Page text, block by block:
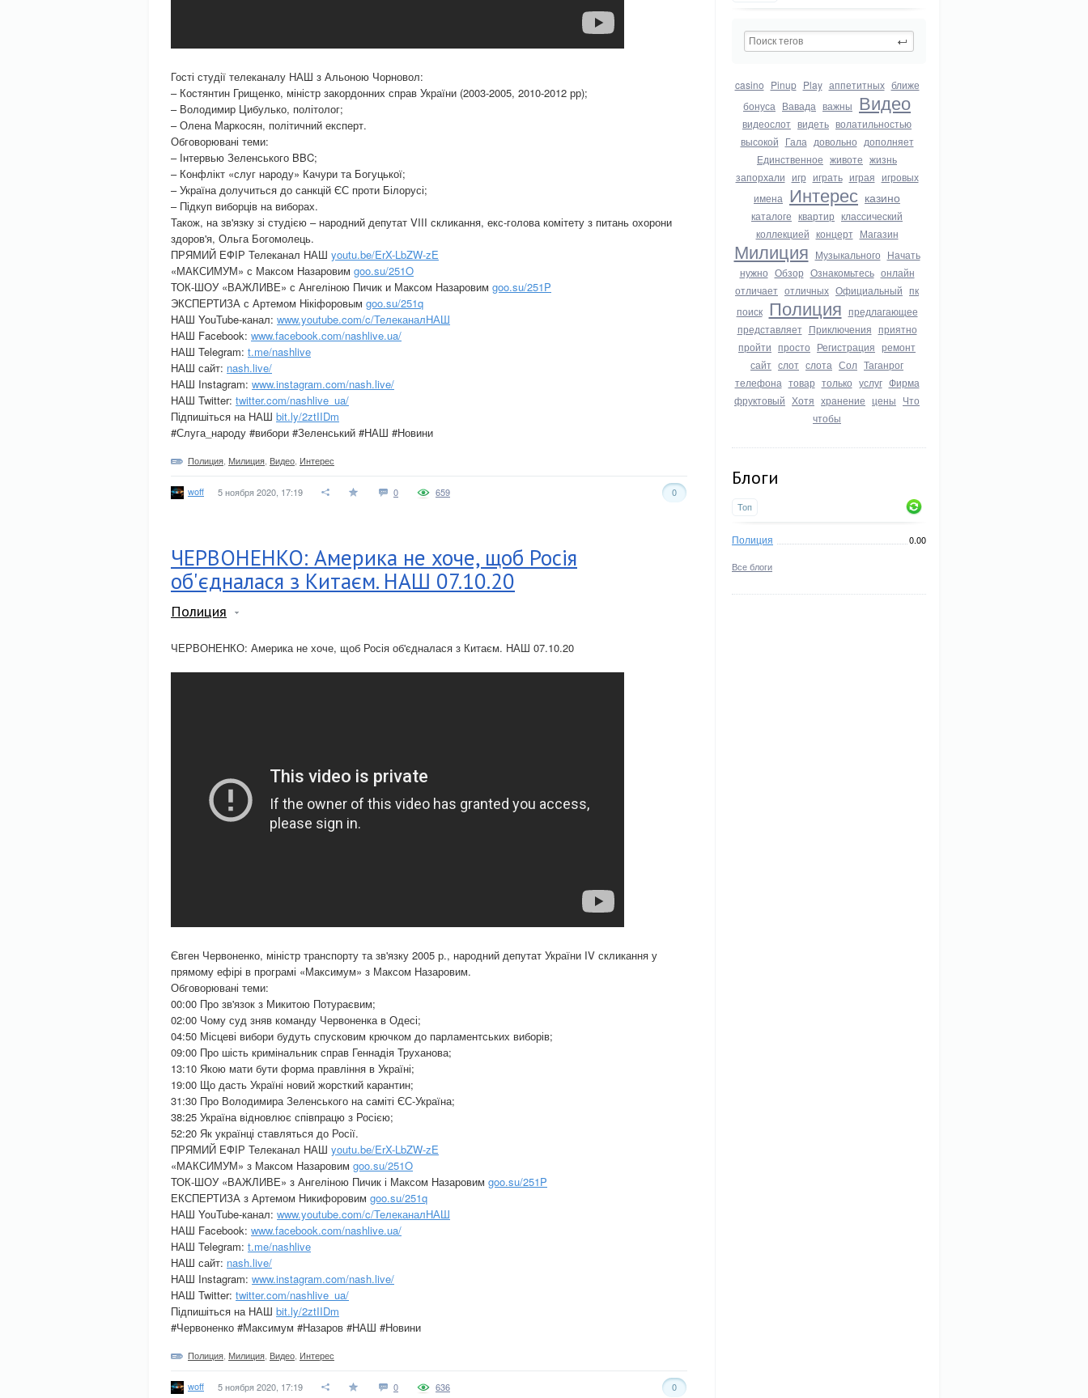
casino Pinup Play аппетитных ближе
бонуса Вавада важны Видео
видеослот видеть волатильностью
высокой Гала довольно дополняет
Единственное животе жизнь
запорхали игр играть играя игровых
имена Интерес казино
каталоге квартир классический
коллекцией концерт Магазин
Милиция Музыкального Начать
нужно Обзор Ознакомьтесь онлайн
отличает отличных Официальный пк
поиск Полиция предлагающее
представляет Приключения приятно
пройти просто Регистрация ремонт
сайт слот слота Сол Таганрог
телефона товар только услуг Фирма
фруктовый Хотя хранение цены Что
чтобы
Блоги
Топ
Полиция 0.00
Все блоги
Гості студії телеканалу НАШ з Альоною Чорновол:
– Костянтин Грищенко, міністр закордонних справ України (2003-2005, 2010-2012 рр);
– Володимир Цибулько, політолог;
– Олена Маркосян, політичний експерт.
Обговорювані теми:
– Інтервью Зеленського BBC;
– Конфлікт «слуг народу» Качури та Богуцької;
– Україна долучиться до санкцій ЄС проти Білорусі;
– Підкуп виборців на виборах.
Також, на зв'язку зі студією – народний депутат VIII скликання, екс-голова комітету з питань охорони
здоров'я, Ольга Богомолець.
ПРЯМИЙ ЕФІР Телеканал НАШ youtu.be/ErX-LbZW-zE
«МАКСИМУМ» с Максом Назаровим goo.su/251O
ТОК-ШОУ «ВАЖЛИВЕ» с Ангеліною Пичик и Максом Назаровим goo.su/251P
ЭКСПЕРТИЗА с Артемом Нікіфоровым goo.su/251q
НАШ YouTube-канал: www.youtube.com/c/ТелеканалНАШ
НАШ Facebook: www.facebook.com/nashlive.ua/
НАШ Telegram: t.me/nashlive
НАШ сайт: nash.live/
НАШ Instagram: www.instagram.com/nash.live/
НАШ Twitter: twitter.com/nashlive_ua/
Підпишіться на НАШ bit.ly/2ztIIDm
#Слуга_народу #вибори #Зеленський #НАШ #Новини
Полиция Милиция Видео Интерес
woff 5 ноября 2020, 17:19 0 0
659
ЧЕРВОНЕНКО: Америка не хоче, щоб Росія
об'єдналася з Китаєм. НАШ 07.10.20
Полиция
ЧЕРВОНЕНКО: Америка не хоче, щоб Росія об'єдналася з Китаєм. НАШ 07.10.20
Євген Червоненко, міністр транспорту та зв'язку 2005 р., народний депутат України IV скликання у
прямому ефірі в програмі «Максимум» з Максом Назаровим.
Обговорювані теми:
00:00 Про зв'язок з Микитою Потураєвим;
02:00 Чому суд зняв команду Червоненка в Одесі;
04:50 Місцеві вибори будуть спусковим крючком до парламентських виборів;
09:00 Про шість кримінальник справ Геннадія Труханова;
13:10 Якою мати бути форма правління в Україні;
19:00 Що дасть Україні новий жорсткий карантин;
31:30 Про Володимира Зеленського на саміті ЄС-Україна;
38:25 Україна відновлює співпрацю з Росією;
52:20 Як українці ставляться до Росії.
ПРЯМИЙ ЕФІР Телеканал НАШ youtu.be/ErX-LbZW-zE
«МАКСИМУМ» з Максом Назаровим goo.su/251O
ТОК-ШОУ «ВАЖЛИВЕ» з Ангеліною Пичик і Максом Назаровим goo.su/251P
ЕКСПЕРТИЗА з Артемом Никифоровим goo.su/251q
НАШ YouTube-канал: www.youtube.com/c/ТелеканалНАШ
НАШ Facebook: www.facebook.com/nashlive.ua/
НАШ Telegram: t.me/nashlive
НАШ сайт: nash.live/
НАШ Instagram: www.instagram.com/nash.live/
НАШ Twitter: twitter.com/nashlive_ua/
Підпишіться на НАШ bit.ly/2ztIIDm
#Червоненко #Максимум #Назаров #НАШ #Новини
Полиция Милиция Видео Интерес
woff 5 ноября 2020, 17:19 0 0
636